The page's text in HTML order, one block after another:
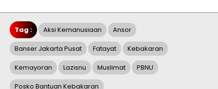
Tag : Aksi Kemanusiaan Ansor
Banser Jakarta Pusat Fatayat Kebakaran
Kemayoran Lazisnu Muslimat PBNU
Posko Bantuan Kebakaran